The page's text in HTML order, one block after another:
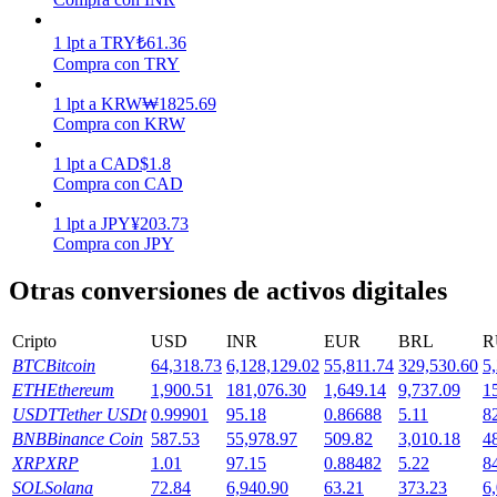
1 lpt a TRY₺61.36
Compra con TRY
1 lpt a KRW₩1825.69
Compra con KRW
1 lpt a CAD$1.8
Compra con CAD
1 lpt a JPY¥203.73
Compra con JPY
Otras conversiones de activos digitales
Cripto USD INR EUR BRL
BTCBitcoin 64,318.73 6,128,129.02 55,811.74 329,530.60
ETHEthereum 1,900.51 181,076.30 1,649.14 9,737.09
USDTTether USDt 0.99901 95.18 0.86688 5.11
BNBBinance Coin 587.53 55,978.97 509.82 3,010.18
XRPXRP 1.01 97.15 0.88482 5.22
SOLSolana 72.84 6,940.90 63.21 373.23